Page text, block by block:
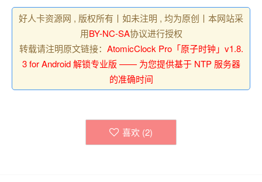
好人卡资源网 , 版权所有丨如未注明 , 均为原创丨本网站采
用BY-NC-SA协议进行授权
转载请注明原文链接： AtomicClock Pro「原子时钟」v1.8.
3 for Android 解锁专业版 —— 为您提供基于 NTP 服务器
的准确时间
喜欢 (2)